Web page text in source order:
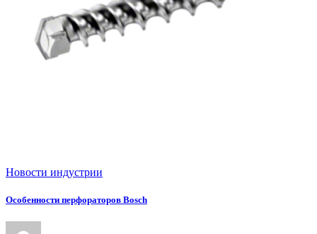
Новости индустрии
Особенности перфораторов Bosch